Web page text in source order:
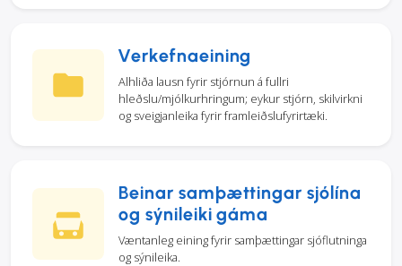
Verkefnaeining
Alhliða lausn fyrir stjórnun á fullri
hleðslu/mjólkurhringum; eykur stjórn, skilvirkni
og sveigjanleika fyrir framleiðslufyrirtæki.
Beinar samþættingar sjólína
og sýnileiki gáma
Væntanleg eining fyrir samþættingar sjóflutninga
og sýnileika.